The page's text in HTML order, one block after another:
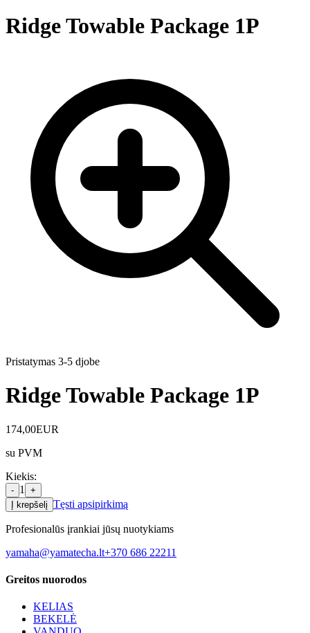
Ridge Towable Package 1P
Pristatymas 3-5 djobe
Ridge Towable Package 1P
174,00EUR
su PVM
Kiekis:
- 1
+
Į krepšelį Tęsti apsipirkimą
Profesionalūs įrankiai jūsų nuotykiams
yamaha@yamatecha.lt+370 686 22211
Greitos nuorodos
KELIAS
BEKELĖ